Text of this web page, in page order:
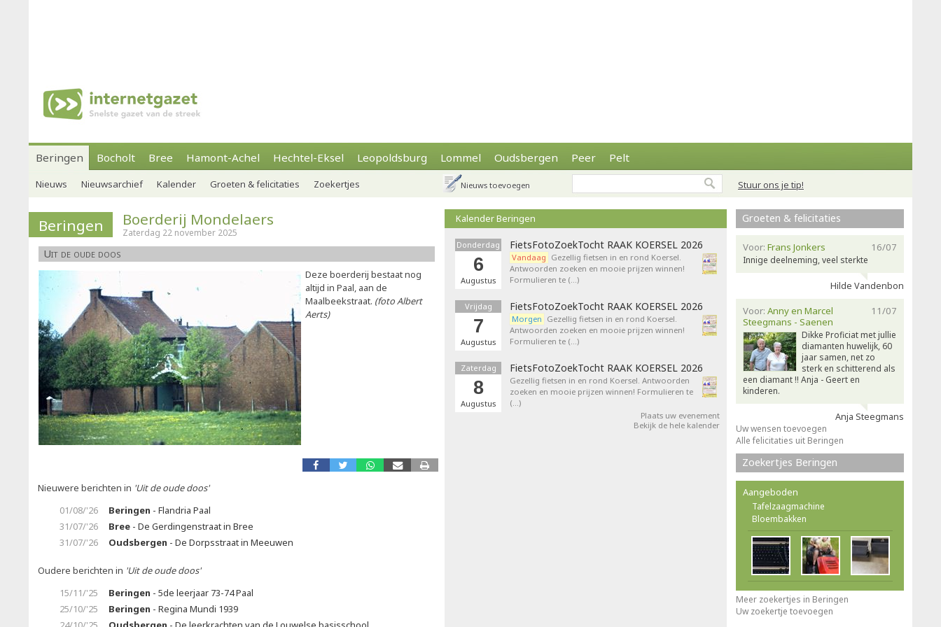
Beringen Bocholt Bree Hamont-Achel Hechtel-Eksel Leopoldsburg Lommel Oudsbergen Peer Pelt
Stuur ons je tip!
Nieuws Nieuwsarchief Kalender Groeten & felicitaties Zoekertjes Nieuws toevoegen
Beringen Boerderij Mondelaers
Zaterdag 22 november 2025
Uit de oude doos
Deze boerderij bestaat nog
altijd in Paal, aan de
Maalbeekstraat. (foto Albert
Aerts)
Nieuwere berichten in 'Uit de oude doos'
01/08/'26
Beringen - Flandria Paal
31/07/'26
Bree - De Gerdingenstraat in Bree
31/07/'26
Oudsbergen - De Dorpsstraat in Meeuwen
Oudere berichten in 'Uit de oude doos'
15/11/'25
Beringen - 5de leerjaar 73-74 Paal
25/10/'25
Beringen - Regina Mundi 1939
Kalender Beringen
Donderdag
6
Augustus
FietsFotoZoekTocht RAAK KOERSEL 2026
Vandaag Gezellig fietsen in en rond Koersel.
Antwoorden zoeken en mooie prijzen winnen!
Formulieren te (…)
Vrijdag
7
Augustus
FietsFotoZoekTocht RAAK KOERSEL 2026
Morgen Gezellig fietsen in en rond Koersel.
Antwoorden zoeken en mooie prijzen winnen!
Formulieren te (…)
Zaterdag
8
Augustus
FietsFotoZoekTocht RAAK KOERSEL 2026
Gezellig fietsen in en rond Koersel. Antwoorden
zoeken en mooie prijzen winnen! Formulieren te
(…)
Plaats uw evenement
Bekijk de hele kalender
Groeten & felicitaties
16/07
Voor: Frans Jonkers
Innige deelneming, veel sterkte
Hilde Vandenbon
11/07
Voor: Anny en Marcel
Steegmans - Saenen
Dikke Proficiat met jullie
diamanten huwelijk, 60
jaar samen, net zo
sterk en schitterend als
een diamant !! Anja - Geert en
kinderen.
Anja Steegmans
Uw wensen toevoegen
Alle felicitaties uit Beringen
Zoekertjes Beringen
Aangeboden
Tafelzaagmachine
Bloembakken
Meer zoekertjes in Beringen
Uw zoekertje toevoegen